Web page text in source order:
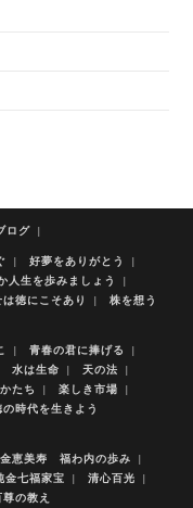
ログ
好夢をありがとう
人生を歩みましょう
は徳にこそあり 株を想う
青春の君に捧げる
水は生命
天の法
たち
楽しき市場
の時代を生きよう
恵美寿 福わ内の歩み
金七福家宝
清心百光
の教え